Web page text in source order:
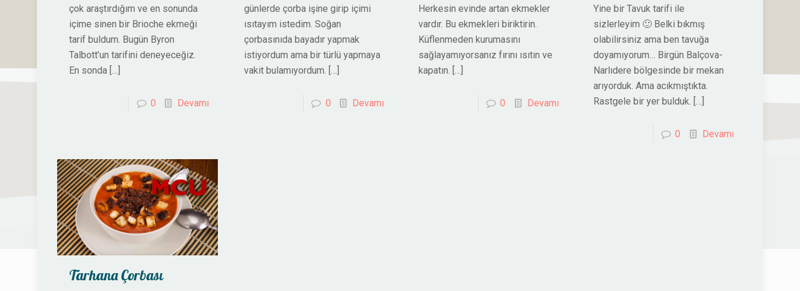
çok araştırdığım ve en sonunda
içime sinen bir Brioche ekmeği
tarif buldum. Bugün Byron
Talbott’un tarifini deneyeceğiz.
En sonda[…]
0 Devamı
günlerde çorba işine girip içimi
ısıtayım istedim. Soğan
çorbasınıda bayadır yapmak
istiyordum ama bir türlü yapmaya
vakit bulamıyordum. […]
0 Devamı
Herkesin evinde artan ekmekler
vardır. Bu ekmekleri biriktirin.
Küflenmeden kurumasını
sağlayamıyorsanız fırını ısıtın ve
kapatın. […]
0 Devamı
Yine bir Tavuk tarifi ile
sizlerleyim 🙂 Belki bıkmış
olabilirsiniz ama ben tavuğa
doyamıyorum… Birgün Balçova-
Narlıdere bölgesinde bir mekan
arıyorduk. Ama acıkmıştıkta.
Rastgele bir yer bulduk. […]
0 Devamı
Tarhana Çorbası